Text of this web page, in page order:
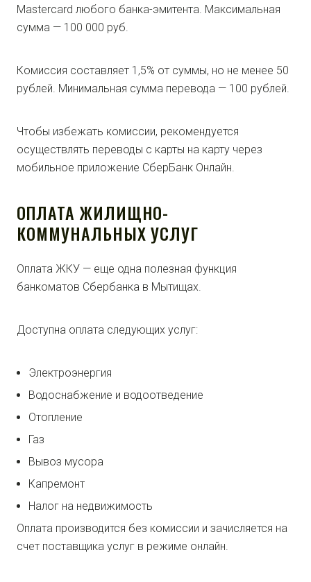
Mastercard любого банка-эмитента. Максимальная
сумма — 100 000 руб.
Комиссия составляет 1,5% от суммы, но не менее 50
рублей. Минимальная сумма перевода — 100 рублей.
Чтобы избежать комиссии, рекомендуется
осуществлять переводы с карты на карту через
мобильное приложение СберБанк Онлайн.
ОПЛАТА ЖИЛИЩНО-
КОММУНАЛЬНЫХ УСЛУГ
Оплата ЖКУ — еще одна полезная функция
банкоматов Сбербанка в Мытищах.
Доступна оплата следующих услуг:
Электроэнергия
Водоснабжение и водоотведение
Отопление
Газ
Вывоз мусора
Капремонт
Налог на недвижимость
Оплата производится без комиссии и зачисляется на
счет поставщика услуг в режиме онлайн.